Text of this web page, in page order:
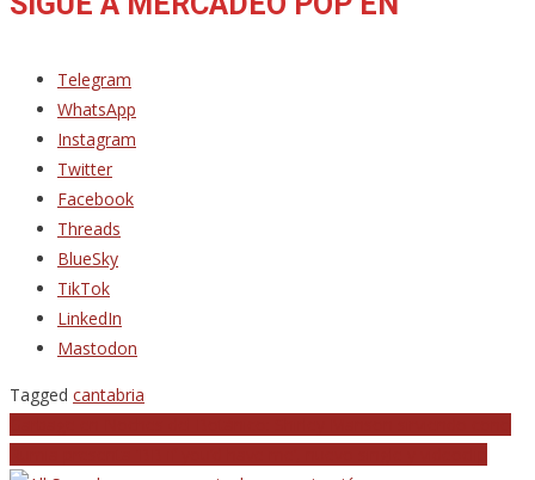
Telegram
WhatsApp
Instagram
Twitter
Facebook
Threads
BlueSky
TikTok
LinkedIn
Mastodon
Tagged cantabria
de